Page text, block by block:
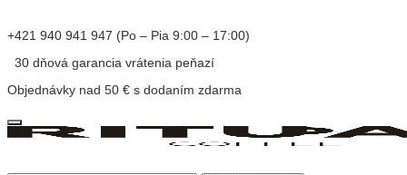
+421 940 941 947 (Po – Pia 9:00 – 17:00)
30 dňová garancia vrátenia peňazí
Objednávky nad 50 € s dodaním zdarma